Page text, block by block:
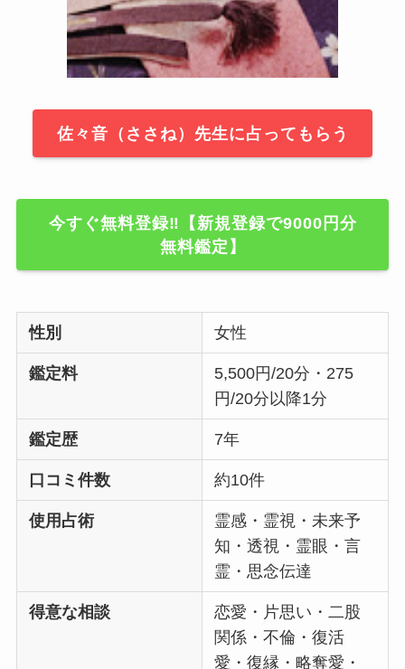
佐々音（ささね）先生に占ってもらう
今すぐ無料登録‼【新規登録で9000円分
無料鑑定】
性別 女性
鑑定料
5,500円/20分・275
円/20分以降1分
鑑定歴 7年
口コミ件数 約10件
使用占術
霊感・霊視・未来予
知・透視・霊眼・言
霊・思念伝達
得意な相談
恋愛・片思い・二股
関係・不倫・復活
愛・復縁・略奪愛・